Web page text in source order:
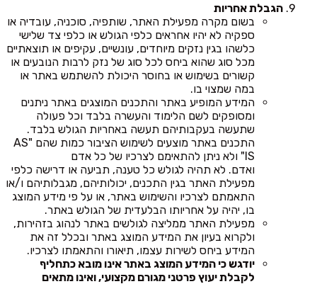
הגבלת אחריות
בשום מקרה מפעילת האתר, שותפיה, סוכניה, עובדיה או
ספקיה לא יהיו אחראים כלפי הגולש או כלפי צד שלישי
כלשהו בגין נזקים מיוחדים, עונשיים, עקיפים או תוצאתיים
מכל סוג שהוא ביחס לכל סוג של נזק לרבות הנובעים או
קשורים בשימוש או בחוסר היכולת להשתמש באתר או
במה שמצוי בו.
המידע המופיע באתר והתכנים המוצגים באתר ניתנים
ומסופקים לשם הלימוד והעשרה בלבד וכל פעולה
שתעשה בעקבותיהם תעשה באחריות הגולש בלבד.
התכנים באתר מוצעים לשימוש הציבור כמות שהם "AS
IS" ולא ניתן להתאימם לצרכיו של כל אדם
ואדם. לא תהיה לגולש כל טענה, תביעה או דרישה כלפי
מפעילת האתר בגין התכנים, יכולותיהם, מגבלותיהם ו/או
התאמתם לצרכיו והשימוש באתר, או על פי מידע המוצג
בו, יהיה על אחריותו הבלעדית של הגולש באתר.
מפעילת האתר ממליצה לגולשים באתר לנהוג בזהירות,
ולקרוא בעיון את המידע המוצג באתר ובכלל זה את
המידע ביחס לשירות עצמו, תיאורו והתאמתו לצרכיו.
יודגש כי המידע המוצג באתר אינו מובא כתחליף
לקבלת יעוץ פרטני מגורם מקצועי, ואינו מתאים